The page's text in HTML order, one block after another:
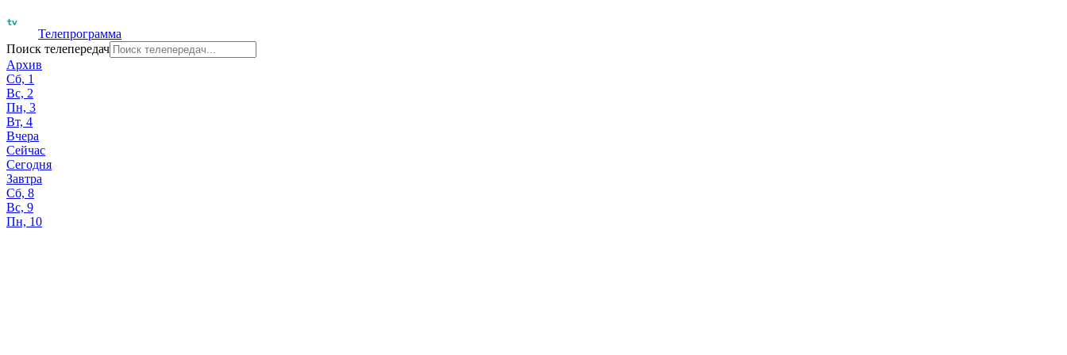
Телепрограмма
Поиск телепередач
Архив
Сб, 1
Вс, 2
Пн, 3
Вт, 4
Вчера
Сейчас
Сегодня
Завтра
Сб, 8
Вс, 9
Пн, 10